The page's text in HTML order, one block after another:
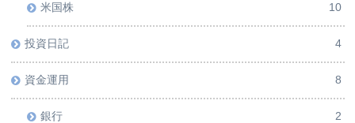
米国株 10
投資日記 4
資金運用 8
銀行 2